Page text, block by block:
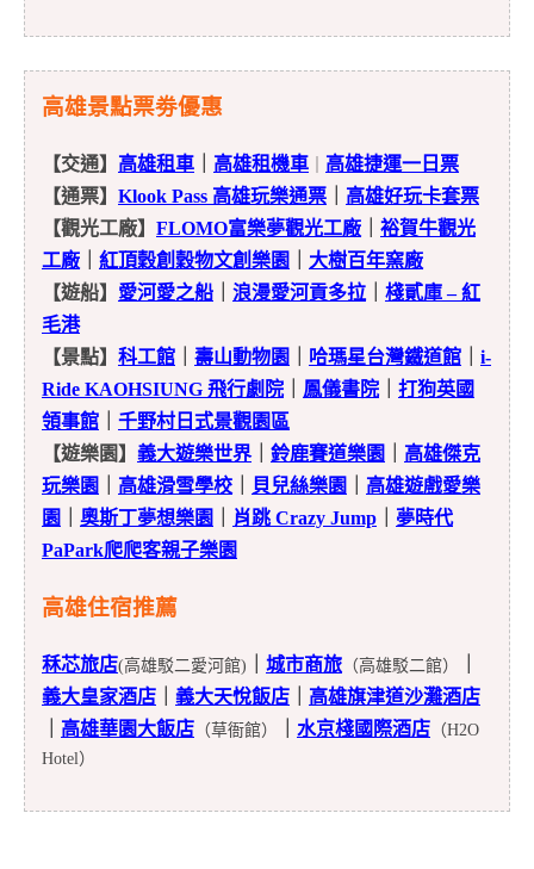
高雄景點票劵優惠
【交通】 高雄租車 高雄租機車
高雄捷運一日票
【通票】 Klook Pass 高雄玩樂通票
高雄好玩卡套票
【觀光工廠】 FLOMO富樂夢觀光工廠
裕賀牛觀光
工廠
紅頂穀創穀物文創樂園
大樹百年窯廠
【遊船】 愛河愛之船 浪漫愛河貢多拉
棧貳庫 – 紅
毛港
【景點】 科工館 壽山動物園 哈瑪星台灣鐵道館
i-
Ride KAOHSIUNG 飛行劇院
鳳儀書院
打狗英國
領事館
千野村日式景觀園區
【遊樂園】 義大遊樂世界 鈴鹿賽道樂園
高雄傑克
玩樂園
高雄滑雪學校 貝兒絲樂園
高雄遊戲愛樂
園
奧斯丁夢想樂園 肖跳 Crazy Jump
夢時代
PaPark爬爬客親子樂園
高雄住宿推薦
秝芯旅店(高雄駁二愛河館) 城市商旅 （高雄駁二館）
義大皇家酒店
義大天悅飯店
高雄旗津道沙灘酒店
高雄華園大飯店 （草衙館） 水京棧國際酒店 （H2O
Hotel）